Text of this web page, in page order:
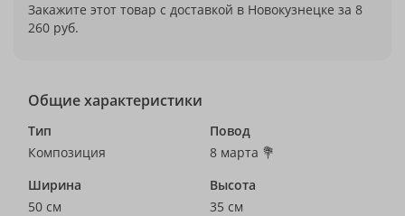
Закажите этот товар с доставкой в Новокузнецке за 8
260 руб.
Общие характеристики
Тип
Композиция
Повод
8 марта 💐
Ширина
50 см
Высота
35 см